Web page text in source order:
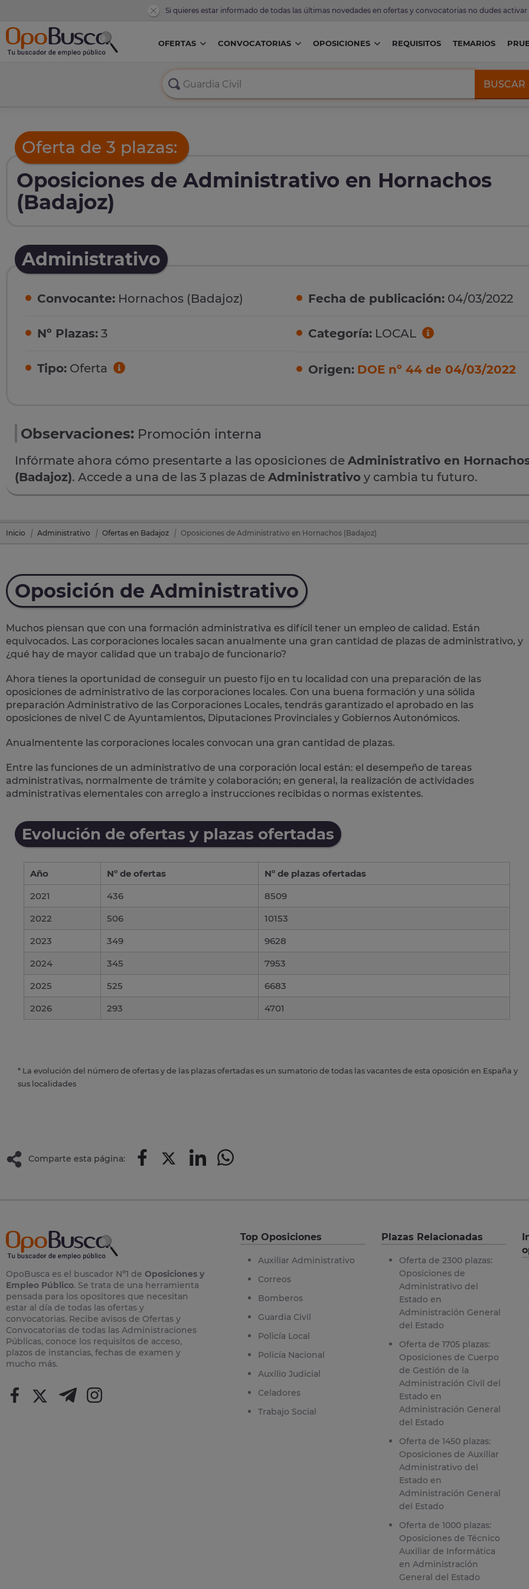
Si quieres estar informado de todas las últimas novedades en ofertas y convocatorias no dudes activar
OFERTAS CONVOCATORIAS OPOSICIONES REQUISITOS TEMARIOS
BUSCAR
Oferta de 3 plazas:
Oposiciones de Administrativo en Hornachos
(Badajoz)
Administrativo
Convocante: Hornachos (Badajoz)
Nº Plazas: 3
Tipo: Oferta
Fecha de publicación: 04/03/2022
Categoría: LOCAL
Origen: DOE nº 44 de 04/03/2022
Observaciones: Promoción interna
Infórmate ahora cómo presentarte a las oposiciones de Administrativo en
(Badajoz). Accede a una de las 3 plazas de Administrativo y cambia tu futuro.
Inicio Administrativo Ofertas en Badajoz Oposiciones de Administrativo en Hornachos (Badajoz)
Oposición de Administrativo
Muchos piensan que con una formación administrativa es difícil tener un empleo de calidad. Están
equivocados. Las corporaciones locales sacan anualmente una gran cantidad de plazas de administrativo, y
¿qué hay de mayor calidad que un trabajo de funcionario?
Ahora tienes la oportunidad de conseguir un puesto fijo en tu localidad con una preparación de las
oposiciones de administrativo de las corporaciones locales. Con una buena formación y una sólida
preparación Administrativo de las Corporaciones Locales, tendrás garantizado el aprobado en las
oposiciones de nivel C de Ayuntamientos, Diputaciones Provinciales y Gobiernos Autonómicos.
Anualmentente las corporaciones locales convocan una gran cantidad de plazas.
Entre las funciones de un administrativo de una corporación local están: el desempeño de tareas
administrativas, normalmente de trámite y colaboración; en general, la realización de actividades
administrativas elementales con arreglo a instrucciones recibidas o normas existentes.
Evolución de ofertas y plazas ofertadas
Año Nº de ofertas
Nº de plazas ofertadas
2021
436
8509
2022
506
10153
2023
349
9628
2024
345
7953
2025
525
6683
2026
293 4701
* La evolución del número de ofertas y de las plazas ofertadas es un sumatorio de todas las vacantes de esta oposición en España y
sus localidades
Comparte esta página:
OpoBusca es el buscador Nº1 de Oposiciones y
Empleo Público. Se trata de una herramienta
pensada para los opositores que necesitan
estar al día de todas las ofertas y
convocatorias. Recibe avisos de Ofertas y
Convocatorias de todas las Administraciones
Públicas, conoce los requisitos de acceso,
plazos de instancias, fechas de examen y
mucho más.
Top Oposiciones
Auxiliar Administrativo
Correos
Bomberos
Guardia Civil
Policía Local
Policía Nacional
Auxilio Judicial
Celadores
Trabajo Social
Plazas Relacionadas
Oferta de 2300 plazas:
Oposiciones de
Administrativo del
Estado en
Administración General
del Estado
Oferta de 1705 plazas:
Oposiciones de Cuerpo
de Gestión de la
Administración Civil del
Estado en
Administración General
del Estado
Oferta de 1450 plazas:
Oposiciones de Auxiliar
Administrativo del
Estado en
Administración General
del Estado
Oferta de 1000 plazas:
Oposiciones de Técnico
Auxiliar de Informática
en Administración
General del Estado